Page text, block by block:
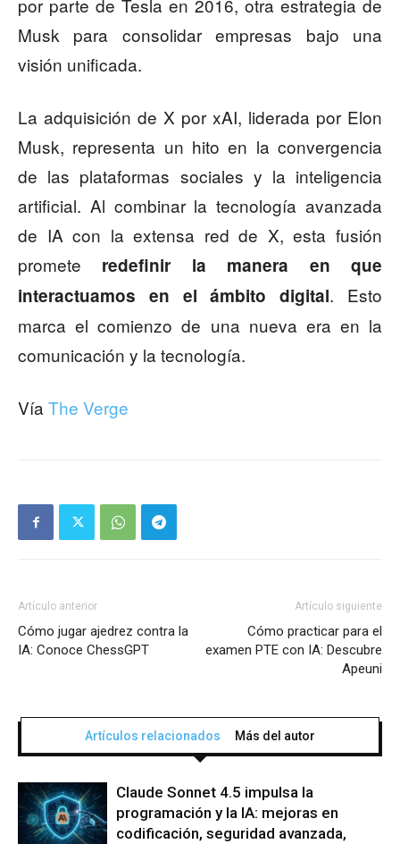
por parte de Tesla en 2016, otra estrategia de
Musk para consolidar empresas bajo una
visión unificada.
La adquisición de X por xAI, liderada por Elon
Musk, representa un hito en la convergencia
de las plataformas sociales y la inteligencia
artificial. Al combinar la tecnología avanzada
de IA con la extensa red de X, esta fusión
promete redefinir la manera en que
interactuamos en el ámbito digital. Esto
marca el comienzo de una nueva era en la
comunicación y la tecnología.
Vía The Verge
Artículo anterior
Cómo jugar ajedrez contra la
IA: Conoce ChessGPT
Artículo siguiente
Cómo practicar para el
examen PTE con IA: Descubre
Apeuni
Artículos relacionados Más del autor
Claude Sonnet 4.5 impulsa la
programación y la IA: mejoras en
codificación, seguridad avanzada,